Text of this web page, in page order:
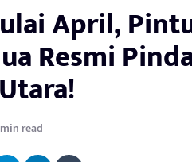
April,
Resmi
read